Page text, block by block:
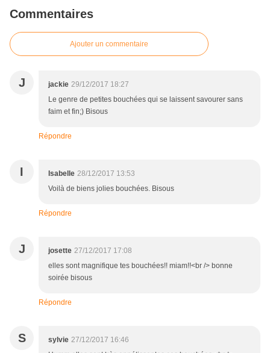
Commentaires
Ajouter un commentaire
J jackie 29/12/2017 18:27
Le genre de petites bouchées qui se laissent savourer sans
faim et fin;) Bisous
Répondre
I Isabelle 28/12/2017 13:53
Voilà de biens jolies bouchées. Bisous
Répondre
J josette 27/12/2017 17:08
elles sont magnifique tes bouchées!! miam!!<br /> bonne
soirée bisous
Répondre
S sylvie 27/12/2017 16:46